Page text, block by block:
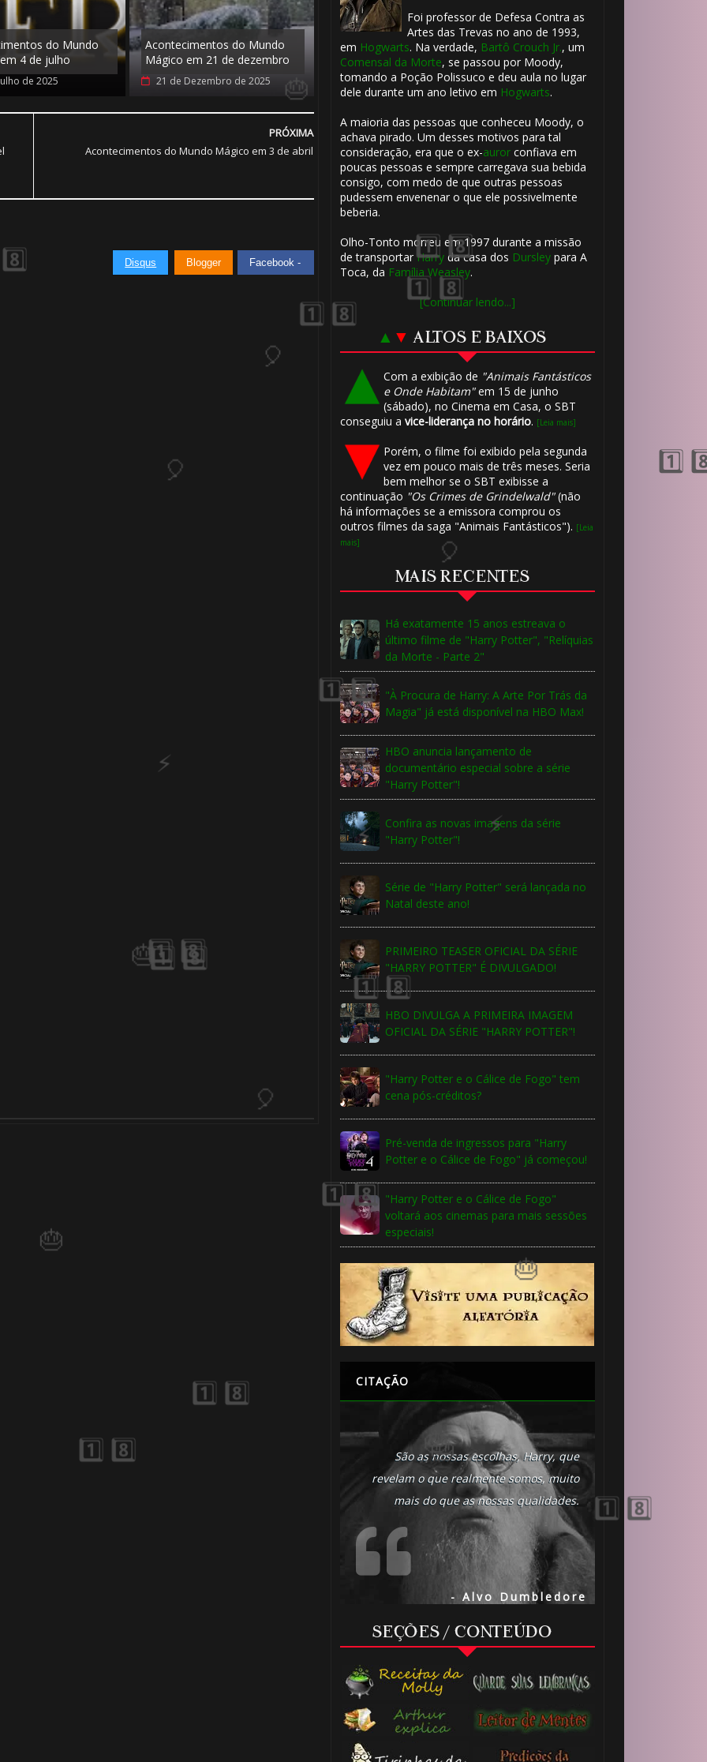
do Mundo
4 de julho
de 2025
Acontecimentos do Mundo
Mágico em 21 de dezembro
21 de Dezembro de 2025
PRÓXIMA
Acontecimentos do Mundo Mágico em 3 de abril
Disqus Blogger Facebook -
Foi professor de Defesa Contra as
Artes das Trevas no ano de 1993,
em Hogwarts. Na verdade, Bartô Crouch Jr., um
Comensal da Morte, se passou por Moody,
tomando a Poção Polissuco e deu aula no lugar
dele durante um ano letivo em Hogwarts.
A maioria das pessoas que conheceu Moody, o
achava pirado. Um desses motivos para tal
consideração, era que o ex-aurorconfiava em
poucas pessoas e sempre carregava sua bebida
consigo, com medo de que outras pessoas
pudessem envenenar o que ele possivelmente
beberia.
Olho-Tonto morreu em 1997 durante a missão
de transportar Harryda casa dos Dursleypara A
Toca, da Família Weasley.
[Continuar lendo...]
▲ ▼ ALTOS E BAIXOS
Com a exibição de "Animais Fantásticos
e Onde Habitam"em 15 de junho
(sábado), no Cinema em Casa, o SBT
conseguiu a vice-liderança no horário. [Leia mais]
Porém, o filme foi exibido pela segunda
vez em pouco mais de três meses. Seria
bem melhor se o SBT exibisse a
continuação "Os Crimes de Grindelwald"(não
há informações se a emissora comprou os
outros filmes da saga "Animais Fantásticos"). [Leia
mais]
MAIS RECENTES
Há exatamente 15 anos estreava o
último filme de "Harry Potter", "Relíquias
da Morte - Parte 2"
"À Procura de Harry: A Arte Por Trás da
Magia" já está disponível na HBO Max!
HBO anuncia lançamento de
documentário especial sobre a série
"Harry Potter"!
Confira as novas imagens da série
"Harry Potter"!
Série de "Harry Potter" será lançada no
Natal deste ano!
PRIMEIRO TEASER OFICIAL DA SÉRIE
"HARRY POTTER" É DIVULGADO!
HBO DIVULGA A PRIMEIRA IMAGEM
OFICIAL DA SÉRIE "HARRY POTTER"!
"Harry Potter e o Cálice de Fogo" tem
cena pós-créditos?
Pré-venda de ingressos para "Harry
Potter e o Cálice de Fogo" já começou!
"Harry Potter e o Cálice de Fogo"
voltará aos cinemas para mais sessões
especiais!
CITAÇÃO
São as nossas escolhas, Harry, que
revelam o que realmente somos, muito
mais do que as nossas qualidades.
- Alvo Dumbledore
SEÇÕES / CONTEÚDO
🎂
1️⃣ 8️⃣
1️⃣ 8️⃣
🎈
🎂
⚡
🎂
1️⃣ 8️⃣
🎂